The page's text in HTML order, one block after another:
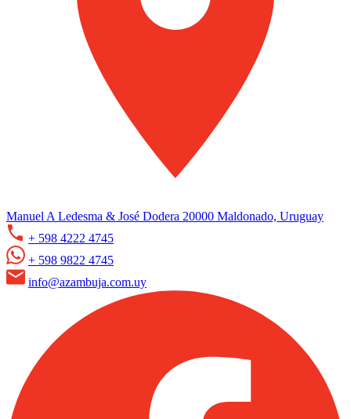
Manuel A Ledesma & José Dodera 20000 Maldonado, Uruguay
+ 598 4222 4745
+ 598 9822 4745
info@azambuja.com.uy